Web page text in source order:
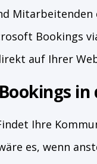
Mitarbeitenden
Bookings
auf Ihrer
Ihre
es, wenn